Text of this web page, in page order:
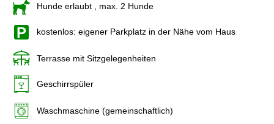
Hunde erlaubt , max. 2 Hunde
kostenlos: eigener Parkplatz in der Nähe vom Haus
Terrasse mit Sitzgelegenheiten
Geschirrspüler
Waschmaschine (gemeinschaftlich)